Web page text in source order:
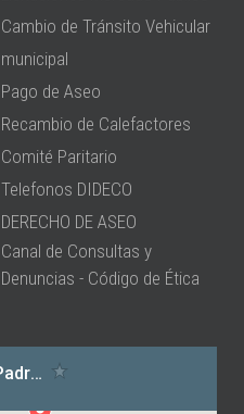
Cambio de Tránsito Vehicular
municipal
Pago de Aseo
Recambio de Calefactores
Comité Paritario
Telefonos DIDECO
DERECHO DE ASEO
Canal de Consultas y
Denuncias - Código de Ética